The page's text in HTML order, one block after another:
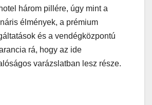
három pillére, úgy mint a
élmények, a prémium
és a vendégközpontú
rá, hogy az ide
varázslatban lesz része.